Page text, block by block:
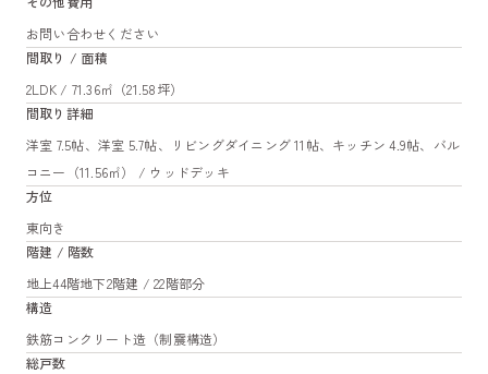
お問い合わせください
間取り / 面積
2LDK / 71.36㎡（21.58坪）
間取り詳細
洋室 7.5帖、洋室 5.7帖、リビングダイニング 11帖、キッチン 4.9帖、バル
コニー（11.56㎡） / ウッドデッキ
方位
東向き
階建 / 階数
地上44階地下2階建 / 22階部分
構造
鉄筋コンクリート造（制震構造）
総戸数